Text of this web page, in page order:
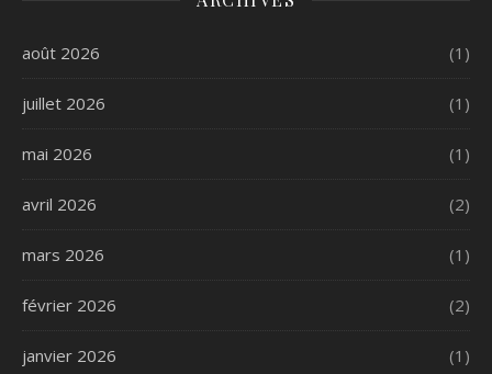
août 2026 (1)
juillet 2026 (1)
mai 2026 (1)
avril 2026 (2)
mars 2026 (1)
février 2026 (2)
janvier 2026 (1)